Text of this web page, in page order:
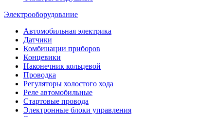
Электрооборудование
Автомобильная электрика
Датчики
Комбинации приборов
Концевики
Наконечник кольцевой
Проводка
Регуляторы холостого хода
Реле автомобильные
Стартовые провода
Электронные блоки управления